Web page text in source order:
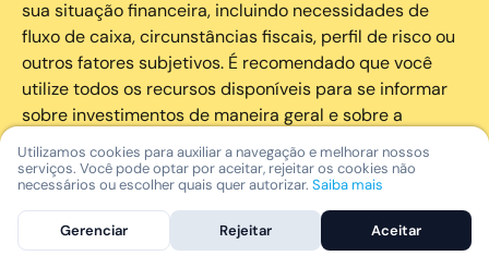
sua situação financeira, incluindo necessidades de
fluxo de caixa, circunstâncias fiscais, perfil de risco ou
outros fatores subjetivos. É recomendado que você
utilize todos os recursos disponíveis para se informar
sobre investimentos de maneira geral e sobre a
composição geral de seu portfólio. Questões fiscais ou
legais relativas aos investimentos realizados através da
Nomad devem ser obtidas pelos próprios clientes. A
Nomad e suas afiliadas não fornecem nenhum tipo de
aconselhamento legal ou fiscal.
Utilizamos cookies para auxiliar a navegação e melhorar nossos
serviços. Você pode optar por aceitar, rejeitar os cookies não
necessários ou escolher quais quer autorizar. Saiba mais
Gerenciar Rejeitar Aceitar